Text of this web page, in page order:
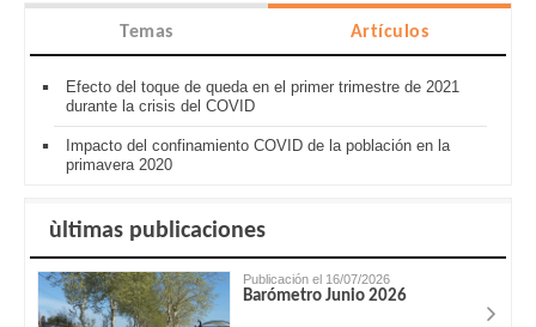
Temas Artículos
Efecto del toque de queda en el primer trimestre de 2021
durante la crisis del COVID
Impacto del confinamiento COVID de la población en la
primavera 2020
ùltimas publicaciones
Publicación el 16/07/2026
Barómetro Junio 2026